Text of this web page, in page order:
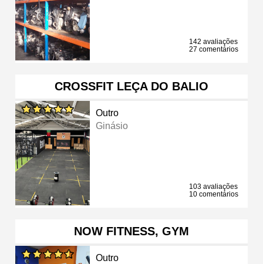
142 avaliações
27 comentários
CROSSFIT LEÇA DO BALIO
Outro
Ginásio
103 avaliações
10 comentários
NOW FITNESS, GYM
Outro